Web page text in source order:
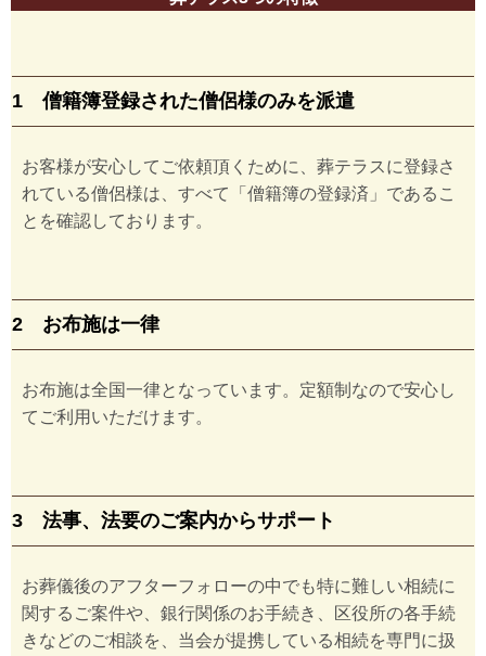
1 僧籍簿登録された僧侶様のみを派遣
お客様が安心してご依頼頂くために、葬テラスに登録さ
れている僧侶様は、すべて「僧籍簿の登録済」であるこ
とを確認しております。
2 お布施は一律
お布施は全国一律となっています。定額制なので安心し
てご利用いただけます。
3 法事、法要のご案内からサポート
お葬儀後のアフターフォローの中でも特に難しい相続に
関するご案件や、銀行関係のお手続き、区役所の各手続
きなどのご相談を、当会が提携している相続を専門に扱